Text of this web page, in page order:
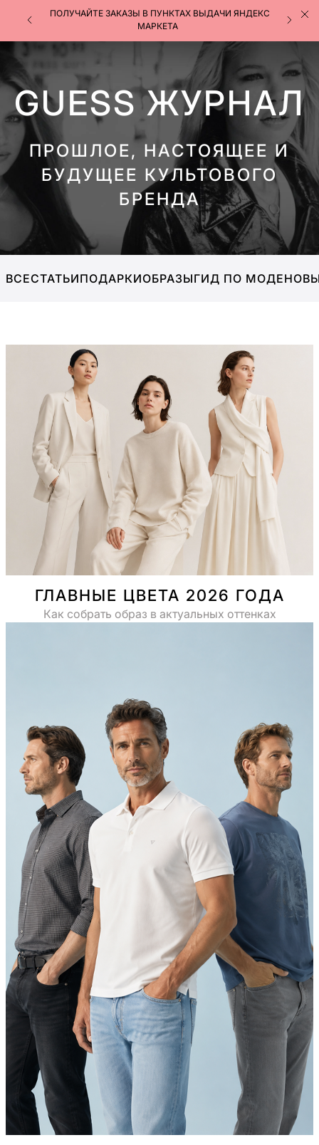
−30% ПРИ ПОКУПКЕ 2+ ТОВАРОВ РАСПРОДАЖИ
GUESS ЖУРНАЛ
ПРОШЛОЕ, НАСТОЯЩЕЕ И
БУДУЩЕЕ КУЛЬТОВОГО
БРЕНДА
ВСЕСТАТЬИПОДАРКИОБРАЗЫГИД ПО МОДЕ
ГЛАВНЫЕ ЦВЕТА 2026 ГОДА
Как собрать образ в актуальных оттенках